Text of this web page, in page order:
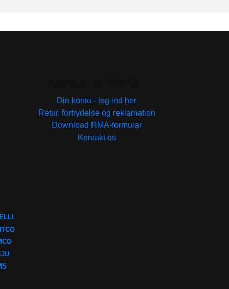
Din konto - log ind her
Retur, fortrydelse og reklamation
Download RMA-formular
Kontakt os